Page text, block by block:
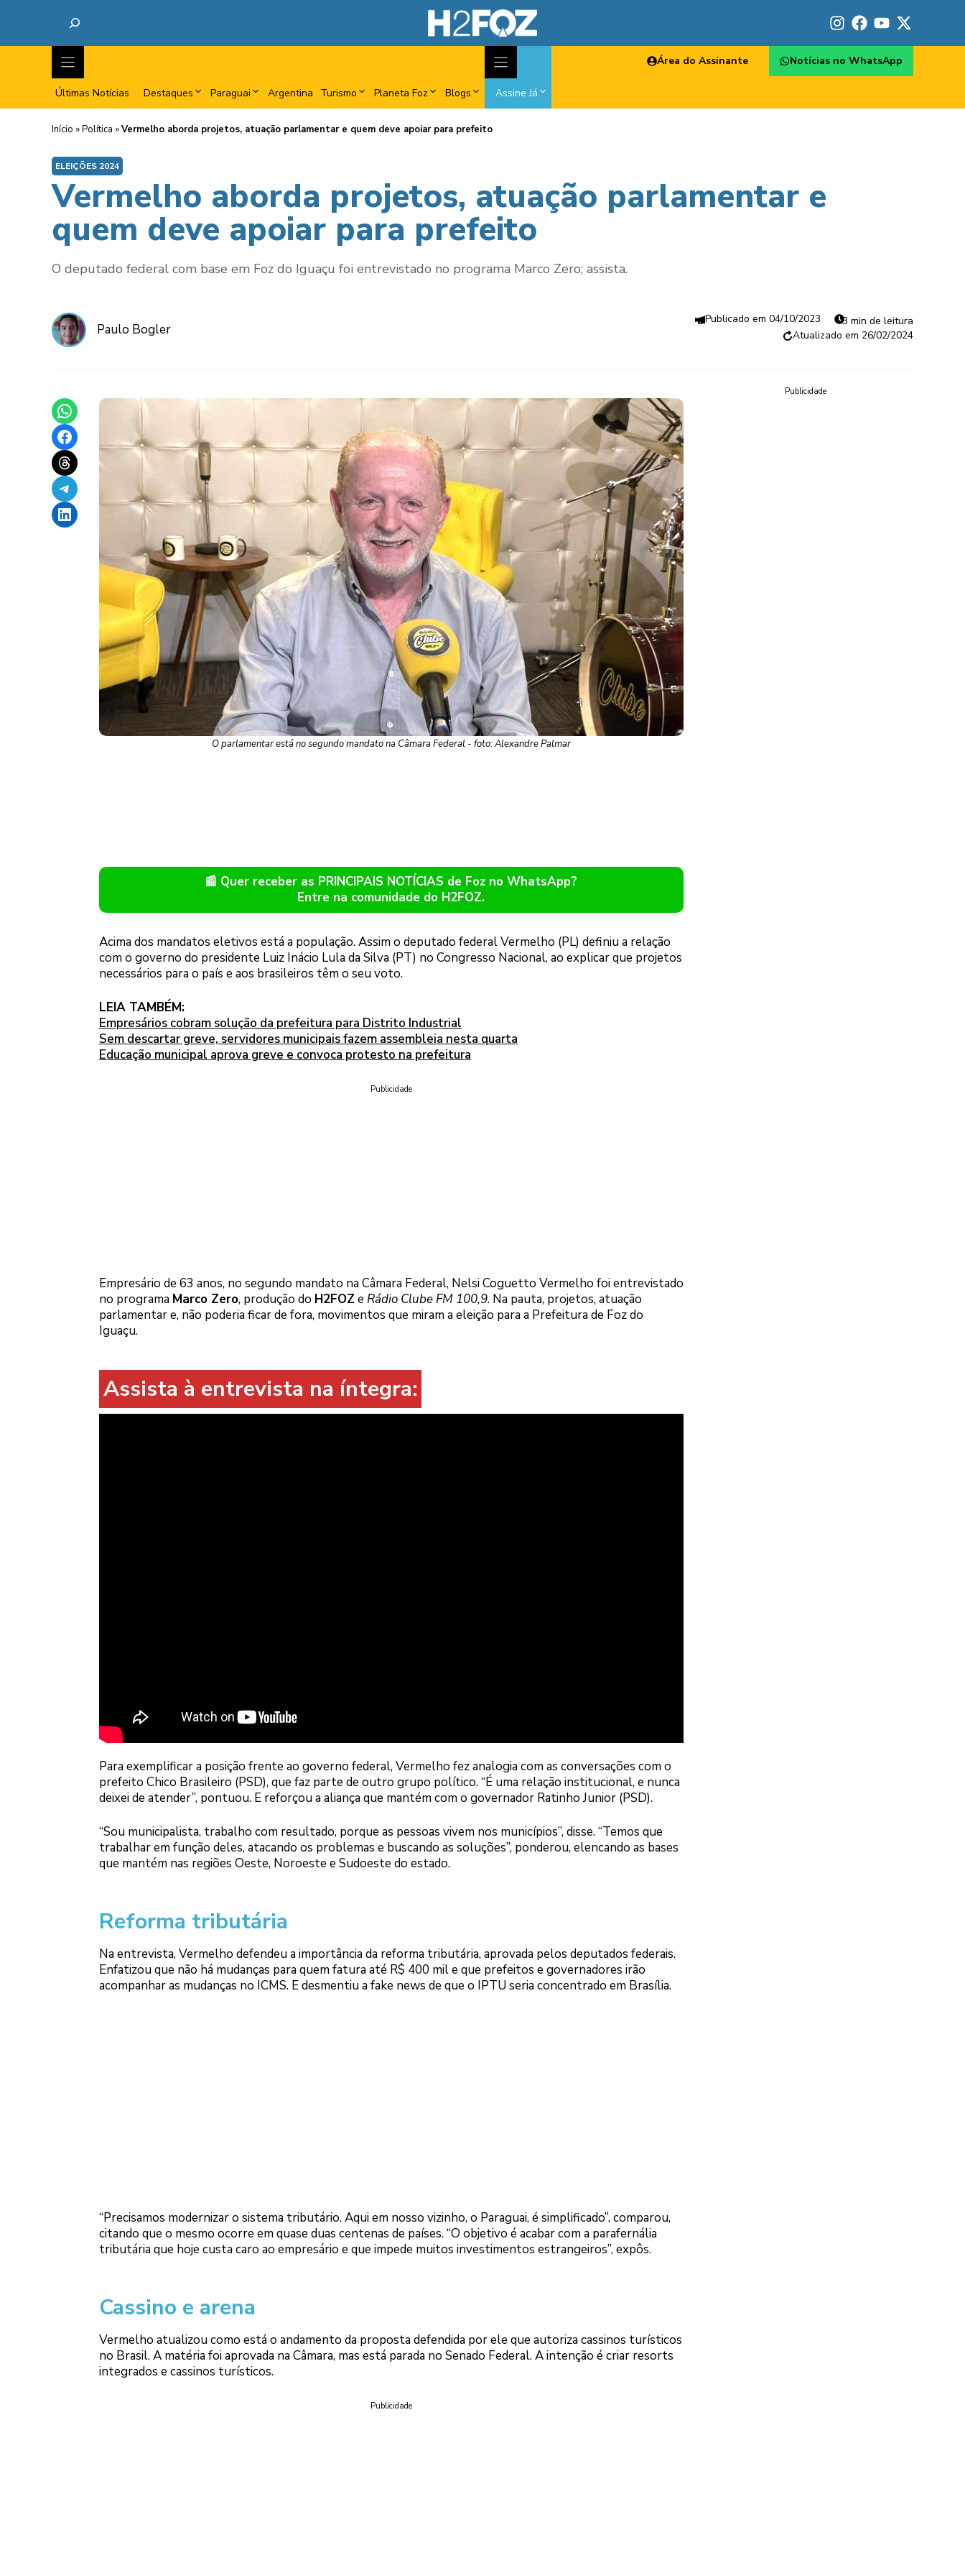
Últimas Notícias Destaques Paraguai Argentina Turismo Planeta Foz Blogs Assine Já
Área do Assinante Notícias no WhatsApp
Início »Política »Vermelho aborda projetos, atuação parlamentar e quem deve apoiar para prefeito
ELEIÇÕES 2024
Vermelho aborda projetos, atuação parlamentar e
quem deve apoiar para prefeito
O deputado federal com base em Foz do Iguaçu foi entrevistado no programa Marco Zero; assista.
Paulo Bogler
04/10/2023
3 min de leitura
26/02/2024
Share on WhatsApp
Share on Facebook
Share on Threads
Share on Telegram
Share on LinkedIn
O parlamentar está no segundo mandato na Câmara Federal - foto: Alexandre Palmar
📰 Quer receber as PRINCIPAIS NOTÍCIAS de Foz no WhatsApp?
Entre na comunidade do H2FOZ.
Acima dos mandatos eletivos está a população. Assim o deputado federal Vermelho (PL) definiu a relação
com o governo do presidente Luiz Inácio Lula da Silva (PT) no Congresso Nacional, ao explicar que projetos
necessários para o país e aos brasileiros têm o seu voto.
LEIA TAMBÉM:
Empresários cobram solução da prefeitura para Distrito Industrial
Sem descartar greve, servidores municipais fazem assembleia nesta quarta
Educação municipal aprova greve e convoca protesto na prefeitura
Publicidade
Empresário de 63 anos, no segundo mandato na Câmara Federal, Nelsi Coguetto Vermelho foi entrevistado
no programa Marco Zero, produção do H2FOZ e Rádio Clube FM 100,9. Na pauta, projetos, atuação
parlamentar e, não poderia ficar de fora, movimentos que miram a eleição para a Prefeitura de Foz do
Iguaçu.
Assista à entrevista na íntegra:
Para exemplificar a posição frente ao governo federal, Vermelho fez analogia com as conversações com o
prefeito Chico Brasileiro (PSD), que faz parte de outro grupo político. “É uma relação institucional, e nunca
deixei de atender”, pontuou. E reforçou a aliança que mantém com o governador Ratinho Junior (PSD).
“Sou municipalista, trabalho com resultado, porque as pessoas vivem nos municípios”, disse. “Temos que
trabalhar em função deles, atacando os problemas e buscando as soluções”, ponderou, elencando as bases
que mantém nas regiões Oeste, Noroeste e Sudoeste do estado.
Reforma tributária
Na entrevista, Vermelho defendeu a importância da reforma tributária, aprovada pelos deputados federais.
Enfatizou que não há mudanças para quem fatura até R$ 400 mil e que prefeitos e governadores irão
acompanhar as mudanças no ICMS. E desmentiu a fake news de que o IPTU seria concentrado em Brasília.
“Precisamos modernizar o sistema tributário. Aqui em nosso vizinho, o Paraguai, é simplificado”, comparou,
citando que o mesmo ocorre em quase duas centenas de países. “O objetivo é acabar com a parafernália
tributária que hoje custa caro ao empresário e que impede muitos investimentos estrangeiros”, expôs.
Cassino e arena
Vermelho atualizou como está o andamento da proposta defendida por ele que autoriza cassinos turísticos
no Brasil. A matéria foi aprovada na Câmara, mas está parada no Senado Federal. A intenção é criar resorts
integrados e cassinos turísticos.
Publicidade
Publicidade